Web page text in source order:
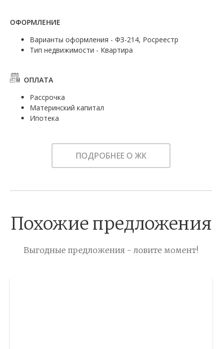
ОФОРМЛЕНИЕ
Варианты оформления - ФЗ-214, Росреестр
Тип недвижимости - Квартира
ОПЛАТА
Рассрочка
Материнский капитал
Ипотека
ПОДРОБНЕЕ О ЖК
Похожие предложения
Выгодные предложения - ловите момент!